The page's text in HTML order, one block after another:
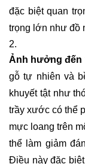
đặc biệt quan
trọng lớn như đồ
Ảnh hưởng đến
gỗ tự nhiên và
khuyết tật như
trầy xước có thể
mực loang trên
thể làm giảm
Điều này đặc